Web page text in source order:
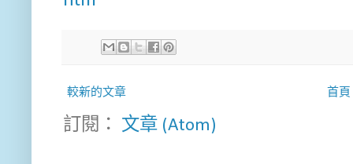
較新的文章 首頁
訂閱： 文章 (Atom)